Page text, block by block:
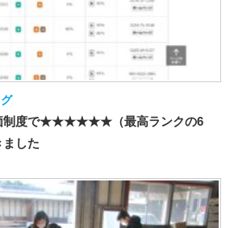
制度で★★★★★★（最高ランクの6
した